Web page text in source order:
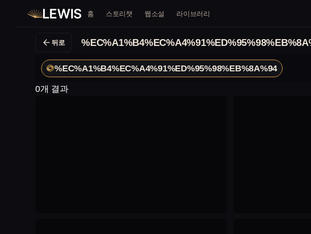
홈 스토리챗 웹소설 라이브러리
뒤로
%EC%A1%B4%EC%A4%91%ED%95%98%EB%8A%94
0개 결과